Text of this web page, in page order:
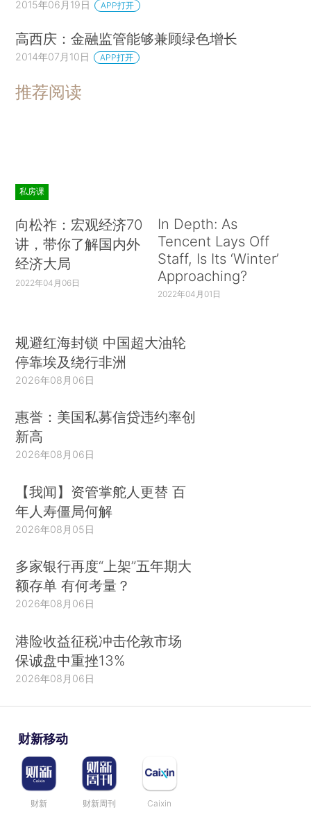
2015年06月19日 APP打开
高西庆：金融监管能够兼顾绿色增长
2014年07月10日 APP打开
推荐阅读
私房课
向松祚：宏观经济70
讲，带你了解国内外
经济大局
2022年04月06日
In Depth: As
Tencent Lays Off
Staff, Is Its ‘Winter’
Approaching?
2022年04月01日
规避红海封锁 中国超大油轮
停靠埃及绕行非洲
2026年08月06日
惠誉：美国私募信贷违约率创
新高
2026年08月06日
【我闻】资管掌舵人更替 百
年人寿僵局何解
2026年08月05日
多家银行再度“上架”五年期大
额存单 有何考量？
2026年08月06日
港险收益征税冲击伦敦市场
保诚盘中重挫13%
2026年08月06日
财新移动
财新 财新周刊 Caixin